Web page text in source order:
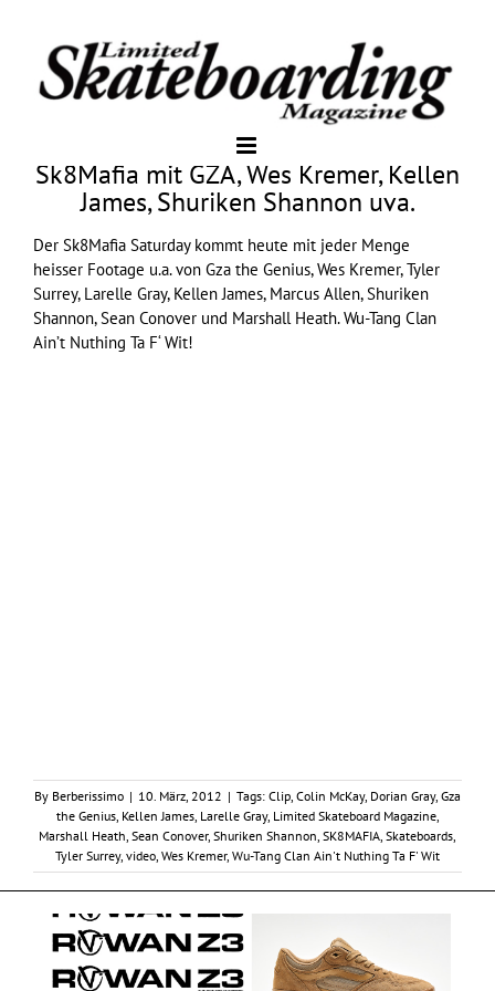
Sk8Mafia mit GZA, Wes Kremer, Kellen
James, Shuriken Shannon uva.
Der Sk8Mafia Saturday kommt heute mit jeder Menge
heisser Footage u.a. von Gza the Genius, Wes Kremer, Tyler
Surrey, Larelle Gray, Kellen James, Marcus Allen, Shuriken
Shannon, Sean Conover und Marshall Heath. Wu-Tang Clan
Ain’t Nuthing Ta F‘ Wit!
By Berberissimo | 10. März, 2012 | Tags: Clip Colin McKay, Dorian Gray, Gza
the Genius, Kellen James, Larelle Gray, Limited Skateboard Magazine,
Marshall Heath Sean Conover, Shuriken Shannon SK8MAFIA Skateboards
Tyler Surrey, video Wes Kremer, Wu-Tang Clan Ain't Nuthing Ta F' Wit